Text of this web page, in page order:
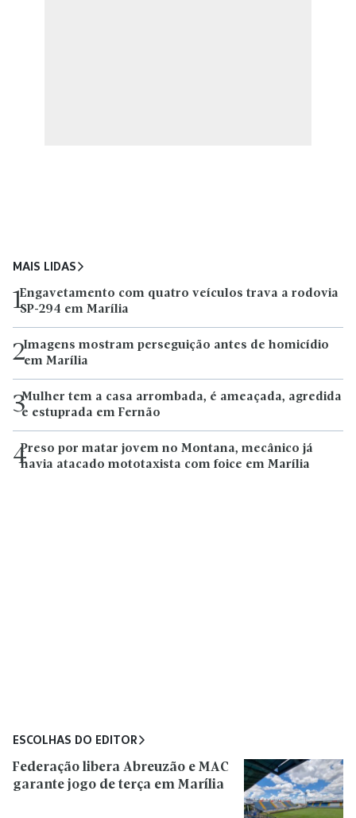
MAIS LIDAS
1Engavetamento com quatro veículos trava a rodovia
SP-294 em Marília
2Imagens mostram perseguição antes de homicídio
em Marília
3Mulher tem a casa arrombada, é ameaçada, agredida
e estuprada em Fernão
4Preso por matar jovem no Montana, mecânico já
havia atacado mototaxista com foice em Marília
ESCOLHAS DO EDITOR
Federação libera Abreuzão e MAC
garante jogo de terça em Marília